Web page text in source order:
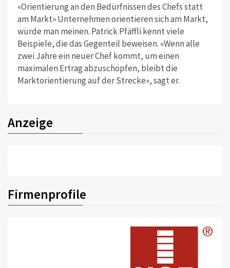
«Orientierung an den Bedürfnissen des Chefs statt
am Markt» Unternehmen orientieren sich am Markt,
würde man meinen. Patrick Pfäffli kennt viele
Beispiele, die das Gegenteil beweisen. «Wenn alle
zwei Jahre ein neuer Chef kommt, um einen
maximalen Ertrag abzuschöpfen, bleibt die
Marktorientierung auf der Strecke», sagt er.
Anzeige
Firmenprofile